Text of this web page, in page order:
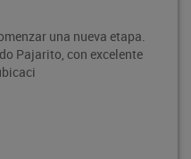
Excelente
tradicional Barrio